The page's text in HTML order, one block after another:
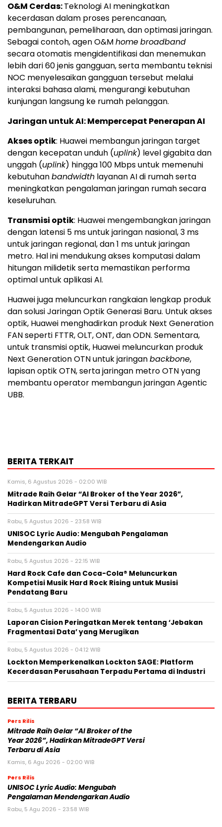
O&M Cerdas:Teknologi AI meningkatkan
kecerdasan dalam proses perencanaan,
pembangunan, pemeliharaan, dan optimasi jaringan.
Sebagai contoh, agen O&Mhomebroadband
secara otomatis mengidentifikasi dan menemukan
lebih dari 60 jenis gangguan, serta membantu teknisi
NOC menyelesaikan gangguan tersebut melalui
interaksi bahasa alami, mengurangi kebutuhan
kunjungan langsung ke rumah pelanggan.
Jaringan untuk AI: Mempercepat Penerapan AI
Akses optik: Huawei membangun jaringan target
dengan kecepatan unduh (uplink) level gigabita dan
unggah (uplink) hingga 100 Mbps untuk memenuhi
kebutuhanbandwidth layanan AI di rumah serta
meningkatkan pengalaman jaringan rumah secara
keseluruhan.
Transmisi optik: Huawei mengembangkan jaringan
dengan latensi 5 ms untuk jaringan nasional, 3 ms
untuk jaringan regional, dan 1 ms untuk jaringan
metro. Hal ini mendukung akses komputasi dalam
hitungan milidetik serta memastikan performa
optimal untuk aplikasi AI.
Huawei juga meluncurkan rangkaian lengkap produk
dan solusi Jaringan Optik Generasi Baru. Untuk akses
optik, Huawei menghadirkan produk Next Generation
FAN seperti FTTR, OLT, ONT, dan ODN. Sementara,
untuk transmisi optik, Huawei meluncurkan produk
Next Generation OTN untuk jaringanbackbone,
lapisan optik OTN, serta jaringan metro OTN yang
membantu operator membangun jaringan Agentic
UBB.
BERITA TERKAIT
Kamis, 6 Agustus 2026 - 02:00 WIB
Mitrade Raih Gelar “AI Broker of the Year 2026”,
Hadirkan MitradeGPT Versi Terbaru di Asia
Rabu, 5 Agustus 2026 - 23:58 WIB
UNISOC Lyric Audio: Mengubah Pengalaman
Mendengarkan Audio
Rabu, 5 Agustus 2026 - 22:15 WIB
Hard Rock Cafe dan Coca-Cola® Meluncurkan
Kompetisi Musik Hard Rock Rising untuk Musisi
Pendatang Baru
Rabu, 5 Agustus 2026 - 14:00 WIB
Laporan Cision Peringatkan Merek tentang ‘Jebakan
Fragmentasi Data’ yang Merugikan
Rabu, 5 Agustus 2026 - 04:12 WIB
Lockton Memperkenalkan Lockton SAGE: Platform
Kecerdasan Perusahaan Terpadu Pertama di Industri
BERITA TERBARU
Pers Rilis
Mitrade Raih Gelar “AI Broker of the
Year 2026”, Hadirkan MitradeGPT Versi
Terbaru di Asia
Kamis, 6 Agu 2026 - 02:00 WIB
Pers Rilis
UNISOC Lyric Audio: Mengubah
Pengalaman Mendengarkan Audio
Rabu, 5 Agu 2026 - 23:58 WIB